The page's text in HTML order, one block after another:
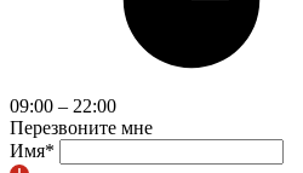
09:00 – 22:00
Перезвоните мне
Имя*